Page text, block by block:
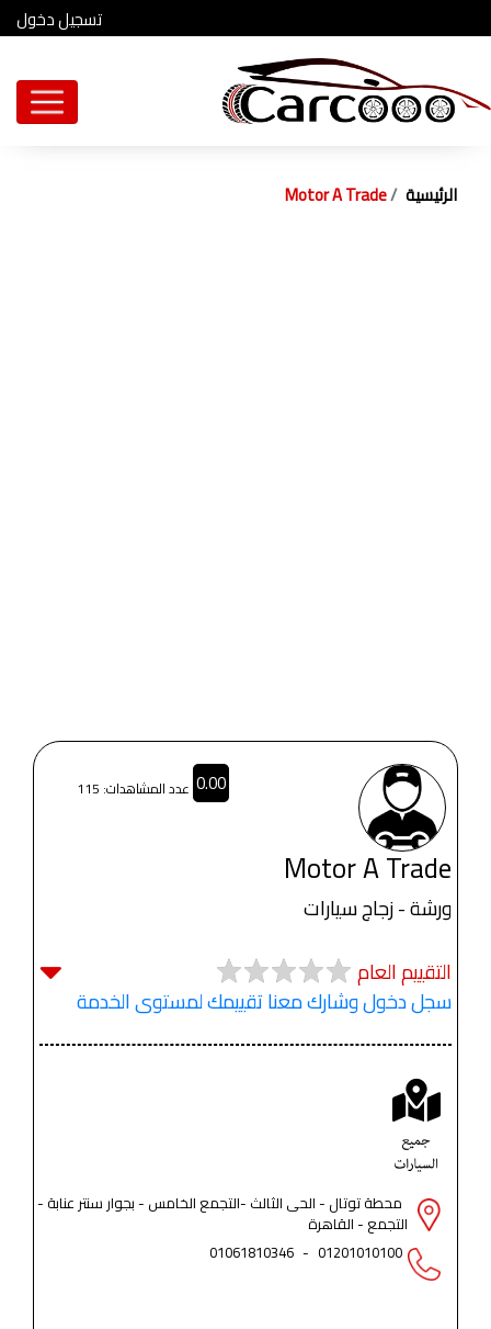
تسجيل دخول
الرئيسية Motor A Trade
Motor A Trade
ورشة - زجاج سيارات
التقييم العام
سجل دخول وشارك معنا تقييمك لمستوى الخدمة
محطة توتال - الحى الثالث -التجمع الخامس - بجوار سنتر عنابة -
التجمع - القاهرة
01201010100
-
01061810346
0.00 عدد المشاهدات: 115